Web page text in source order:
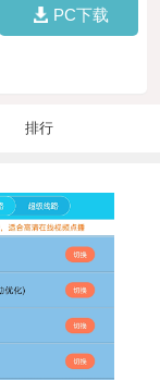
PC下载
排行